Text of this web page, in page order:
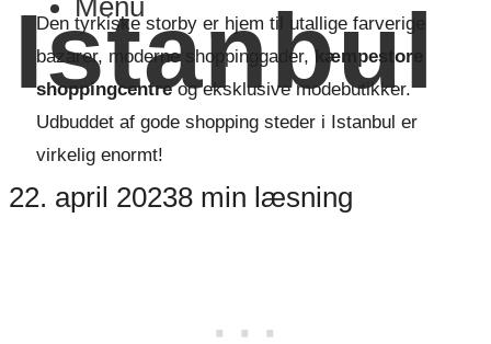
Menu
Istanbul
22. april 20238 min læsning
Den tyrkiske storby er hjem til utallige farverige
bazarer, moderne shoppinggader,kæmpestore
shoppingcentreog eksklusive modebutikker.
Udbuddet af gode shopping steder i Istanbul er
virkelig enormt!